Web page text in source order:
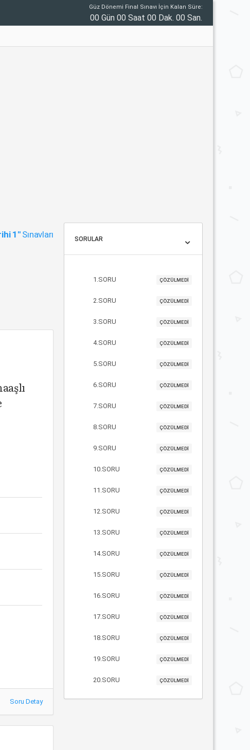
Güz Dönemi Final Sınavı İçin Kalan Süre:
00 Gün 00 Saat 00 Dak. 00 San.
1"Sınavları
Soru Detay
SORULAR
1.SORU ÇÖZÜLMEDİ
2.SORU ÇÖZÜLMEDİ
3.SORU ÇÖZÜLMEDİ
4.SORU ÇÖZÜLMEDİ
5.SORU ÇÖZÜLMEDİ
6.SORU ÇÖZÜLMEDİ
7.SORU ÇÖZÜLMEDİ
8.SORU ÇÖZÜLMEDİ
9.SORU ÇÖZÜLMEDİ
10.SORU ÇÖZÜLMEDİ
11.SORU ÇÖZÜLMEDİ
12.SORU ÇÖZÜLMEDİ
13.SORU ÇÖZÜLMEDİ
14.SORU ÇÖZÜLMEDİ
15.SORU ÇÖZÜLMEDİ
16.SORU ÇÖZÜLMEDİ
17.SORU ÇÖZÜLMEDİ
18.SORU ÇÖZÜLMEDİ
19.SORU ÇÖZÜLMEDİ
20.SORU ÇÖZÜLMEDİ